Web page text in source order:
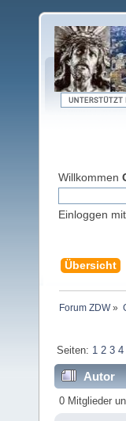
Willkommen
Einloggen
Übersicht
Forum ZDW»
Seiten: 1 2 3 4
Autor
364623 mal)
0 Mitglieder